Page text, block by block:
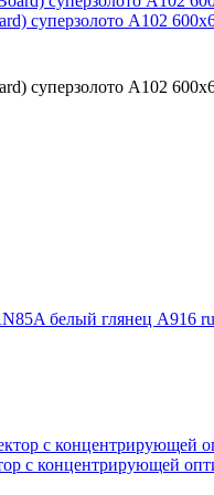
суперзолото А102
суперзолото А102
белый глянец А916
с концентрирующей